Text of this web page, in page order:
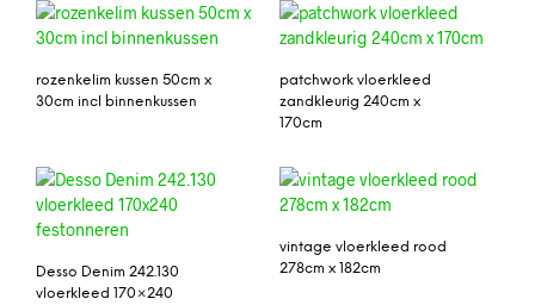
rozenkelim kussen 50cm x
30cm incl binnenkussen
patchwork vloerkleed
zandkleurig 240cm x
170cm
Desso Denim 242.130
vloerkleed 170×240
vintage vloerkleed rood
278cm x 182cm